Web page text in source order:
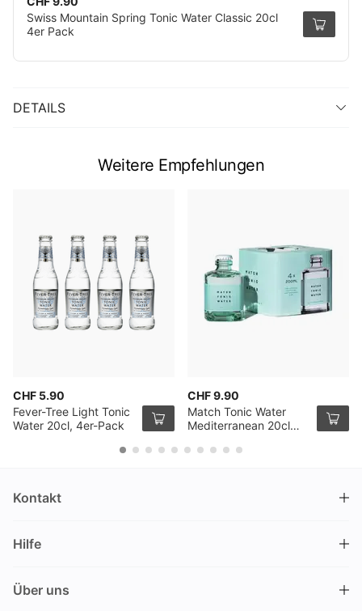
Swiss Mountain Spring Tonic Water Classic 20cl
4er Pack
DETAILS
Weitere Empfehlungen
CHF 5.90
Fever-Tree Light Tonic
Water 20cl, 4er-Pack
CHF 9.90
Match Tonic Water
Mediterranean 20cl
Kontakt
Nüschelerstrasse 35
Schweiz
Hilfe
Über uns